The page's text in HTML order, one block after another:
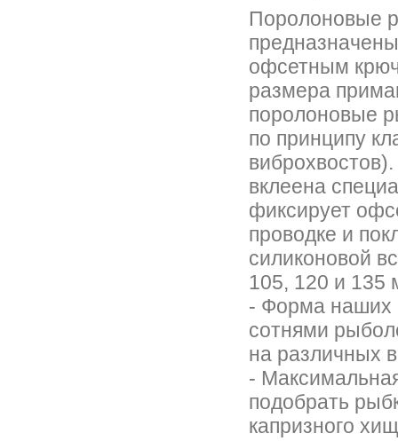
Поролоновые
офсетным
размера
поролоновые
по принципу
вклеена
фиксирует
проводке и
силиконовой
105, 120 и 135
- Форма наших
сотнями
на различных
-
подобрать
капризного